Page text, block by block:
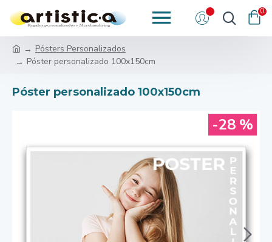
0
Pósters Personalizados
Póster personalizado 100x150cm
Póster personalizado 100x150cm
-28 %